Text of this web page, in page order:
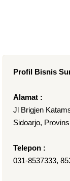
Profil Bisnis
Alamat :
Jl Brigjen
Sidoarjo,
Telepon :
031-8537333,